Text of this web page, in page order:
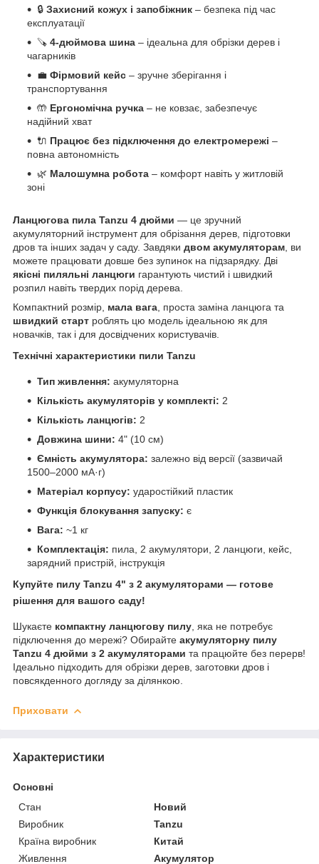
🔒 Захисний кожух і запобіжник – безпека під час
експлуатації
🪚 4-дюймова шина – ідеальна для обрізки дерев і
чагарників
💼 Фірмовий кейс – зручне зберігання і
транспортування
🤲 Ергономічна ручка – не ковзає, забезпечує
надійний хват
🔌 Працює без підключення до електромережі –
повна автономність
🌿 Малошумна робота – комфорт навіть у житловій
зоні
Ланцюгова пила Tanzu 4 дюйми — це зручний
акумуляторний інструмент для обрізання дерев, підготовки
дров та інших задач у саду. Завдяки двом акумуляторам, ви
можете працювати довше без зупинок на підзарядку. Дві
якісні пиляльні ланцюги гарантують чистий і швидкий
розпил навіть твердих порід дерева.
Компактний розмір, мала вага, проста заміна ланцюга та
швидкий старт роблять цю модель ідеальною як для
новачків, так і для досвідчених користувачів.
Технічні характеристики пили Tanzu
Тип живлення: акумуляторна
Кількість акумуляторів у комплекті: 2
Кількість ланцюгів: 2
Довжина шини: 4" (10 см)
Ємність акумулятора: залежно від версії (зазвичай
1500–2000 мА·г)
Матеріал корпусу: ударостійкий пластик
Функція блокування запуску: є
Вага: ~1 кг
Комплектація: пила, 2 акумулятори, 2 ланцюги, кейс,
зарядний пристрій, інструкція
Купуйте пилу Tanzu 4" з 2 акумуляторами — готове
рішення для вашого саду!
Шукаєте компактну ланцюгову пилу , яка не потребує
підключення до мережі? Обирайте акумуляторну пилу
Tanzu 4 дюйми з 2 акумуляторами та працюйте без перерв!
Ідеально підходить для обрізки дерев, заготовки дров і
повсякденного догляду за ділянкою.
Приховати
Характеристики
Основні
Стан
Новий
Виробник
Tanzu
Країна виробник
Китай
Живлення
Акумулятор